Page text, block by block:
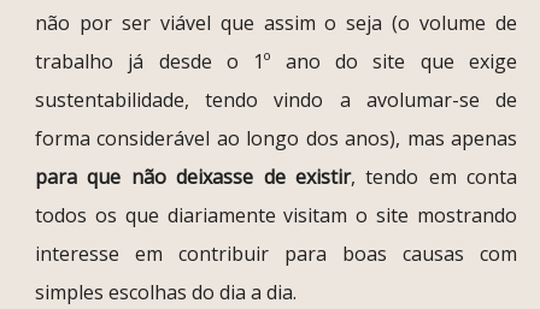
não por ser viável que assim o seja (o volume de
trabalho já desde o 1º ano do site que exige
sustentabilidade, tendo vindo a avolumar-se de
forma considerável ao longo dos anos), mas apenas
para que não deixasse de existir, tendo em conta
todos os que diariamente visitam o site mostrando
interesse em contribuir para boas causas com
simples escolhas do dia a dia.